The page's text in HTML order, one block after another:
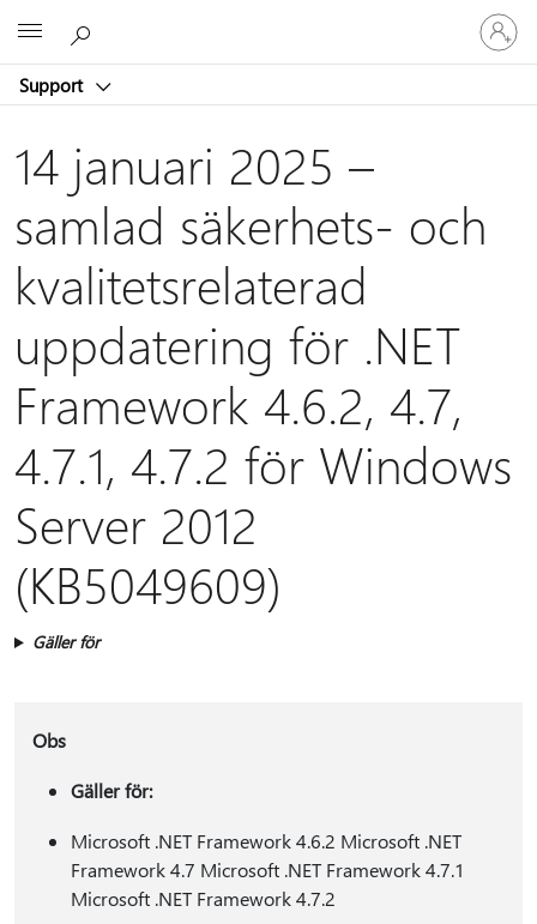
Support
Logga
in
på
konto
14 januari 2025 –
samlad säkerhets- och
kvalitetsrelaterad
uppdatering för .NET
Framework 4.6.2, 4.7,
4.7.1, 4.7.2 för Windows
Server 2012
(KB5049609)
Gäller för
Obs
Gäller för:
Microsoft .NET Framework 4.6.2 Microsoft .NET
Framework 4.7 Microsoft .NET Framework 4.7.1
Microsoft .NET Framework 4.7.2